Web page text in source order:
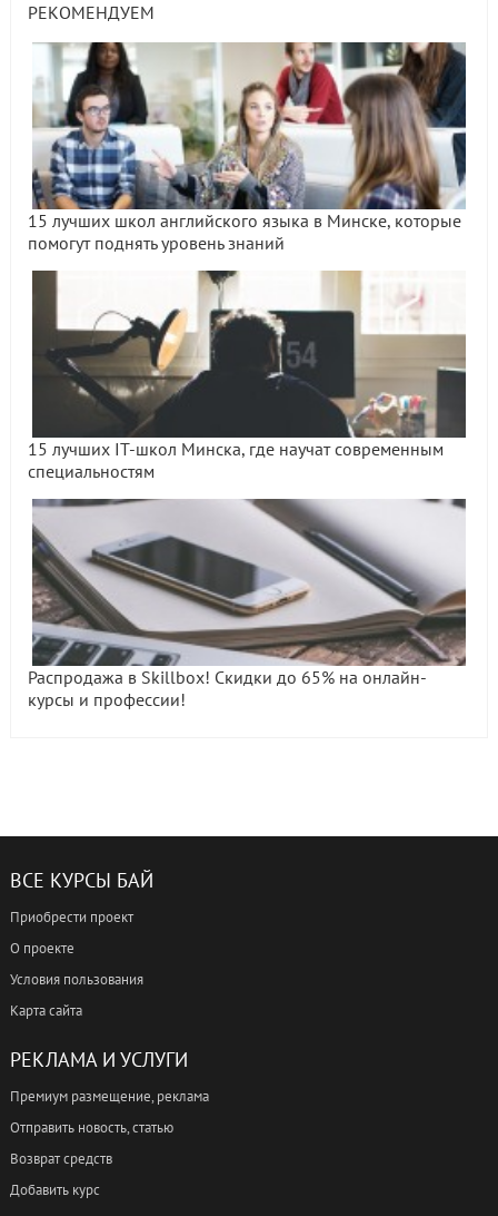
РЕКОМЕНДУЕМ
15 лучших школ английского языка в Минске, которые
помогут поднять уровень знаний
15 лучших IT-школ Минска, где научат современным
специальностям
Распродажа в Skillbox! Скидки до 65% на онлайн-
курсы и профессии!
ВСЕ КУРСЫ БАЙ
Приобрести проект
О проекте
Условия пользования
Карта сайта
РЕКЛАМА И УСЛУГИ
Премиум размещение, реклама
Отправить новость, статью
Возврат средств
Добавить курс